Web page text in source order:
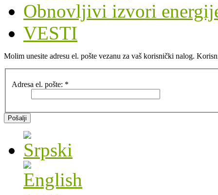
Obnovljivi izvori
VESTI
Molim unesite adresu el. pošte vezanu za vaš korisnički nalog.
Adresa el. pošte: *
Pošalji